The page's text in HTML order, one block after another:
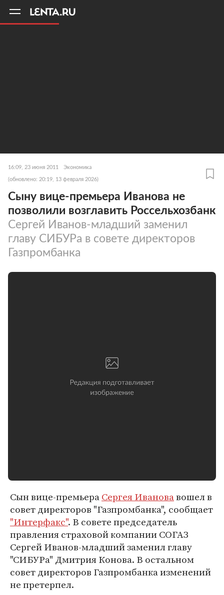
16:09, 23 июня 2011 Экономика
(обновлено: 20:19, 13 февраля 2026)
Сыну вице-премьера Иванова не
позволили возглавить Россельхозбанк
Сергей Иванов-младший заменил
главу СИБУРа в совете директоров
Газпромбанка
Сын вице-премьераСергея Ивановавошел в
совет директоров "Газпромбанка", сообщает
"Интерфакс". В совете председатель
правления страховой компании СОГАЗ
Сергей Иванов-младший заменил главу
"СИБУРа" Дмитрия Конова. В остальном
совет директоров Газпромбанка изменений
не претерпел.